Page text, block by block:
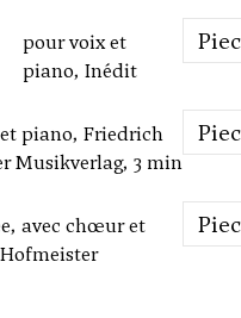
pour voix et
piano, Inédit
piano, Friedrich
Musikverlag, 3 min
avec chœur et